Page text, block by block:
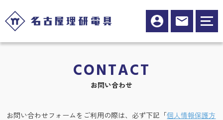
CONTACT
お問い合わせ
お問い合わせフォームをご利用の際は、必ず下記「個人情報保護方